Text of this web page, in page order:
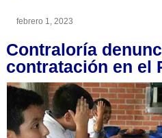
febrero 1, 2023
Contraloría
contratación en el